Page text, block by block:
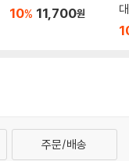
10% 11,700원
주문/배송